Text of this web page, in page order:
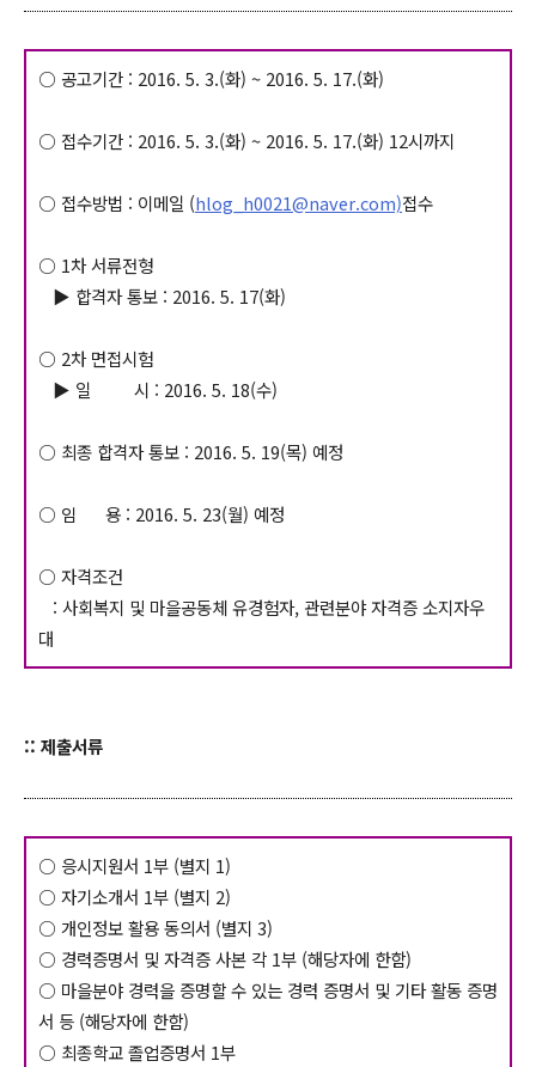
○ 공고기간 : 2016. 5. 3.(화) ~ 2016. 5. 17.(화)
○ 접수기간 : 2016. 5. 3.(화) ~ 2016. 5. 17.(화) 12시까지
○ 접수방법 : 이메일 (hlog_h0021@naver.com)접수
○ 1차 서류전형
▶ 합격자 통보 : 2016. 5. 17(화)
○ 2차 면접시험
▶ 일 시 : 2016. 5. 18(수)
○ 최종 합격자 통보 : 2016. 5. 19(목) 예정
○ 임 용 : 2016. 5. 23(월) 예정
○ 자격조건
: 사회복지 및 마을공동체 유경험자, 관련분야 자격증 소지자우
대
:: 제출서류
○ 응시지원서 1부 (별지 1)
○ 자기소개서 1부 (별지 2)
○ 개인정보 활용 동의서 (별지 3)
○ 경력증명서 및 자격증 사본 각 1부 (해당자에 한함)
○ 마을분야 경력을 증명할 수 있는 경력 증명서 및 기타 활동 증명
서 등 (해당자에 한함)
○ 최종학교 졸업증명서 1부